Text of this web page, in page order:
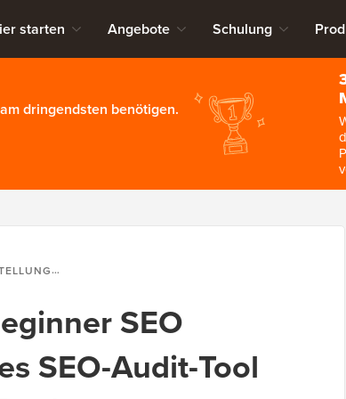
starten Angebote Schulung
dringendsten benötigen.
SEO-AUDIT-TOOL ZUR STEIGERUNG IHRER RANKINGS
SEO
SEO-Audit-Tool